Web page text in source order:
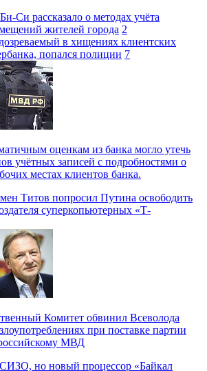
Си рассказало о методах учёта
жителей города 2
в хищениях клиентских
попался полиции 7
оценкам из банка могло утечь
учётных записей с подробностями о
местах клиентов банка.
Титов попросил Путина освободить
суперкопьютерных «Т-
Комитет обвинил Всеволода
при поставке партии
МВД
но новый процессор «Байкал